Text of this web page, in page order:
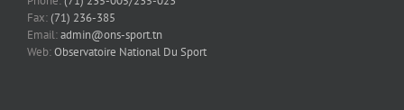
Fax:(71) 236-385
Email:admin@ons-sport.tn
Web:Observatoire National Du Sport